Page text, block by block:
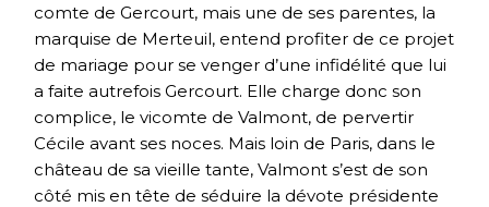
comte de Gercourt, mais une de ses parentes, la
marquise de Merteuil, entend profiter de ce projet
de mariage pour se venger d’une infidélité que lui
a faite autrefois Gercourt. Elle charge donc son
complice, le vicomte de Valmont, de pervertir
Cécile avant ses noces. Mais loin de Paris, dans le
château de sa vieille tante, Valmont s’est de son
côté mis en tête de séduire la dévote présidente